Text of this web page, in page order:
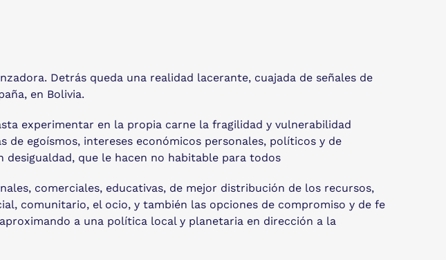
Detrás queda una realidad lacerante, cuajada de señales de
en Bolivia.
experimentar en la propia carne la fragilidad y vulnerabilidad
egoísmos, intereses económicos personales, políticos y de
que le hacen no habitable para todos
comerciales, educativas, de mejor distribución de los recursos,
comunitario, el ocio, y también las opciones de compromiso y de fe
a una política local y planetaria en dirección a la